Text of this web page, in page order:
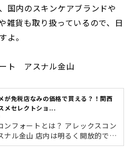
国内のスキンケアブランドや
雑貨も取り扱っているので、日
よ。
ト アスナル金山
が免税店なみの価格で買える？！関西
メセレクトショ...
ンフォートとは？ アレックスコン
は明るく開放的で、
がずらり！ア